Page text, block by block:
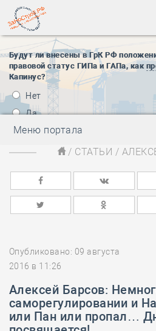
Будут ли внесены в ГрК РФ
правовой статус ГИПа и ГАПа, как
Капинус?
Нет
Да
Меню портала
/ СТАТЬИ /
Опубликовано: 09 августа
2016 в 11:26
Алексей Барсов:
саморегулировании и
или Пан или пропал…